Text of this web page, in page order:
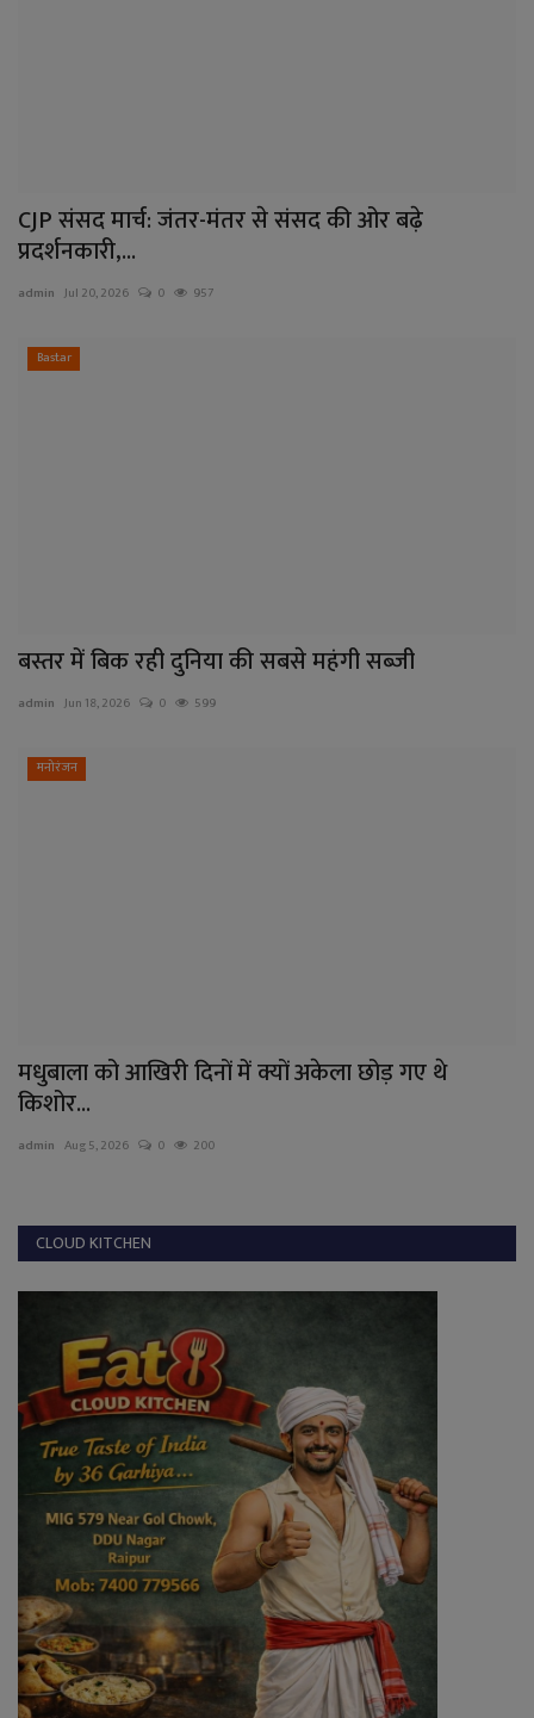
CJP संसद मार्च: जंतर-मंतर से संसद की ओर बढ़े
प्रदर्शनकारी,...
admin Jul 20, 2026 0 957
Bastar
बस्तर में बिक रही दुनिया की सबसे महंगी सब्जी
admin Jun 18, 2026 0 599
मनोरंजन
मधुबाला को आखिरी दिनों में क्यों अकेला छोड़ गए थे
किशोर...
admin Aug 5, 2026 0 200
CLOUD KITCHEN